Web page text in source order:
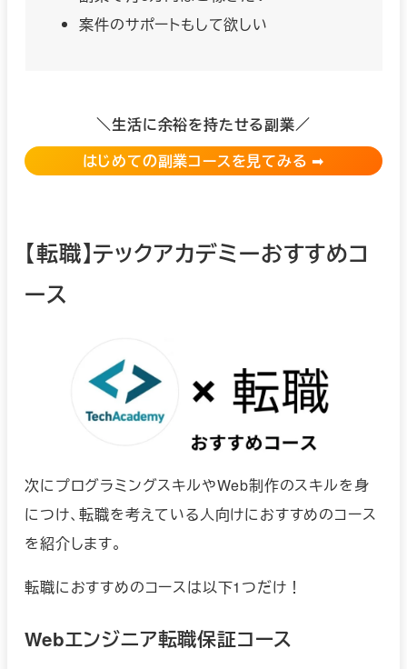
案件のサポートもして欲しい
＼生活に余裕を持たせる副業／
はじめての副業コースを見てみる ➡︎
【転職】テックアカデミーおすすめコ
ース
次にプログラミングスキルやWeb制作のスキルを身
につけ、転職を考えている人向けにおすすめのコース
を紹介します。
転職におすすめのコースは以下1つだけ！
Webエンジニア転職保証コース